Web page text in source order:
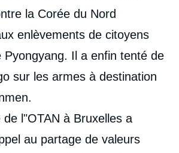
la Corée du Nord
enlèvements de citoyens
Il a enfin tenté de
sur les armes à destination
l"OTAN à Bruxelles a
au partage de valeurs